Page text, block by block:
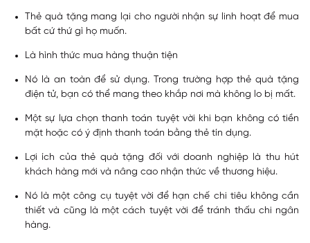
Thẻ quà tặng mang lại cho người nhận sự linh hoạt để mua
bất cứ thứ gì họ muốn.
Là hình thức mua hàng thuận tiện
Nó là an toàn để sử dụng. Trong trường hợp thẻ quà tặng
điện tử, bạn có thể mang theo khắp nơi mà không lo bị mất.
Một sự lựa chọn thanh toán tuyệt vời khi bạn không có tiền
mặt hoặc có ý định thanh toán bằng thẻ tín dụng.
Lợi ích của thẻ quà tặng đối với doanh nghiệp là thu hút
khách hàng mới và nâng cao nhận thức về thương hiệu.
Nó là một công cụ tuyệt vời để hạn chế chi tiêu không cần
thiết và cũng là một cách tuyệt vời để tránh thấu chi ngân
hàng.